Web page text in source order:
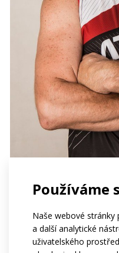
Používáme
Naše webové stránky
a další analytické
uživatelského